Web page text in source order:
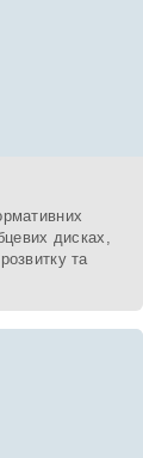
дисках,
та